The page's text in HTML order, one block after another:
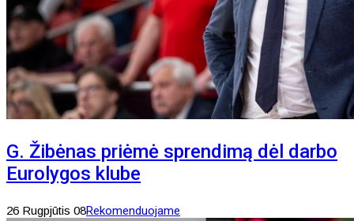
G. Žibėnas priėmė sprendimą dėl darbo
Eurolygos klube
26 Rugpjūtis 08Rekomenduojame